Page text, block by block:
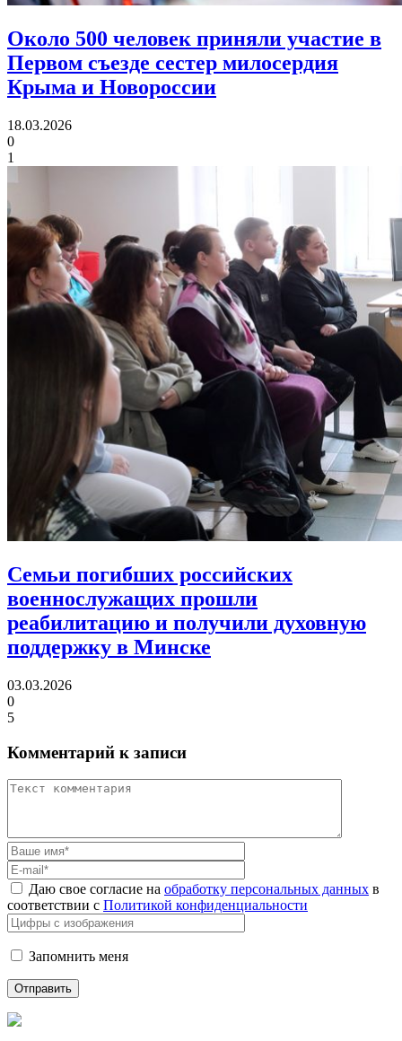
Около 500 человек приняли участие в
Первом съезде сестер милосердия
Крыма и Новороссии
18.03.2026
0
1
Семьи погибших российских
военнослужащих прошли
реабилитацию и получили духовную
поддержку в Минске
03.03.2026
0
5
Комментарий к записи
Даю свое согласие на обработку персональных данных в
соответствии с Политикой конфиденциальности
Запомнить меня